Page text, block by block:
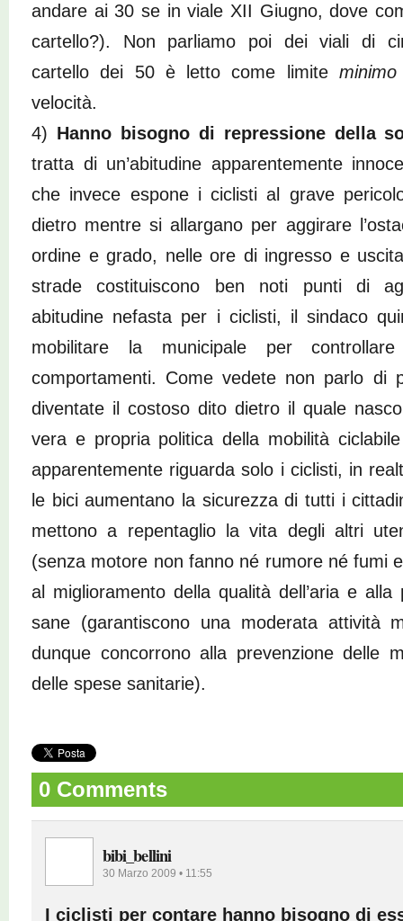
andare ai 30 se in viale XII Giugno, dove
cartello?). Non parliamo poi dei viali di
cartello dei 50 è letto come limite minimo
velocità.
4) Hanno bisogno di repressione della
tratta di un’abitudine apparentemente
che invece espone i ciclisti al grave
dietro mentre si allargano per aggirare
ordine e grado, nelle ore di ingresso e
strade costituiscono ben noti punti di
abitudine nefasta per i ciclisti, il sindaco
mobilitare la municipale per
comportamenti. Come vedete non parlo di
diventate il costoso dito dietro il quale
vera e propria politica della mobilità
apparentemente riguarda solo i ciclisti, in
le bici aumentano la sicurezza di tutti i
mettono a repentaglio la vita degli altri
(senza motore non fanno né rumore né fumi
al miglioramento della qualità dell’aria e
sane (garantiscono una moderata attività
dunque concorrono alla prevenzione delle
delle spese sanitarie).
0 Comments
bibi_bellini
30 Marzo 2009 • 11:55
I ciclisti per contare hanno bisogno di